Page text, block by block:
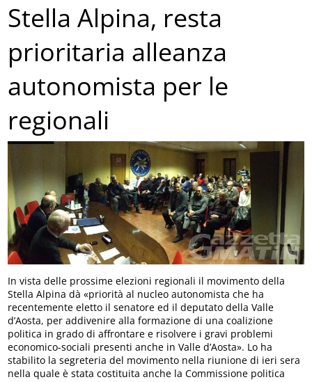
Stella Alpina, resta
prioritaria alleanza
autonomista per le
regionali
In vista delle prossime elezioni regionali il movimento della
Stella Alpina dà «priorità al nucleo autonomista che ha
recentemente eletto il senatore ed il deputato della Valle
d’Aosta, per addivenire alla formazione di una coalizione
politica in grado di affrontare e risolvere i gravi problemi
economico-sociali presenti anche in Valle d’Aosta». Lo ha
stabilito la segreteria del movimento nella riunione di ieri sera
nella quale è stata costituita anche la Commissione politica